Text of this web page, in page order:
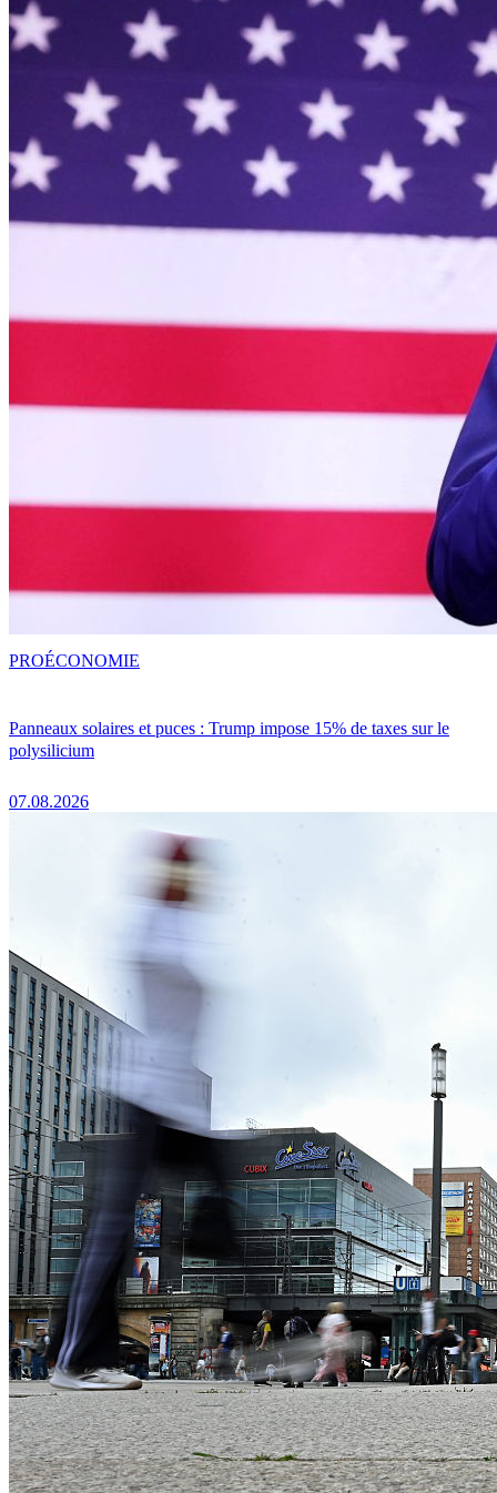
Panneaux solaires et puces : Trump impose 15% de taxes sur le
polysilicium
07.08.2026
PROÉCONOMIE